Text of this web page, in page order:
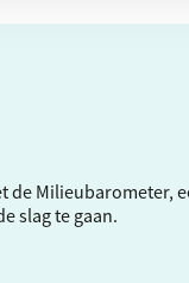
de
slag te gaan.